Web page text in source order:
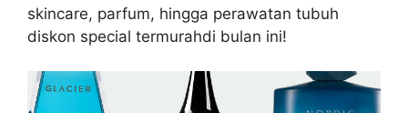
skincare, parfum, hingga perawatan tubuh
diskon special termurahdi bulan ini!